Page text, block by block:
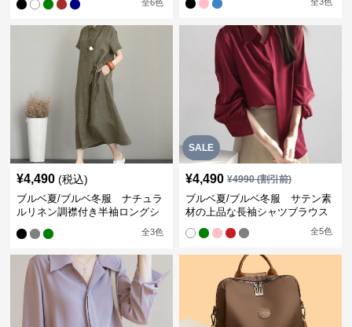
全6色
¥4,490 (税込)
ブルベ夏/ブルベ冬服 ナチュラ
ルリネン調襟付き半袖ロングシ
全3色
SALE
¥4,490 ¥4990(割引前)
ブルベ夏/ブルベ冬服 サテン素
材の上品な長袖シャツブラウス
全5色